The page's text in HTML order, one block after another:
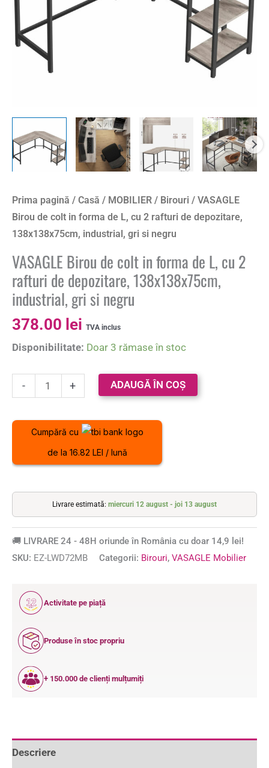
Prima pagină / Casă / MOBILIER / Birouri / VASAGLE
Birou de colt in forma de L, cu 2 rafturi de depozitare,
138x138x75cm, industrial, gri si negru
VASAGLE Birou de colt in forma de L, cu 2
rafturi de depozitare, 138x138x75cm,
industrial, gri si negru
378.00 lei TVA inclus
Disponibilitate: Doar 3 rămase în stoc
-
L,
cu
2
rafturi
industrial,
gri
si
negru
+ ADAUGĂ ÎN COȘ
Cumpără cu
de la 16.82 LEI / lună
Livrare estimată: miercuri 12 august - joi 13 august
🚚 LIVRARE 24 - 48H oriunde în România cu doar 14,9 lei!
SKU: EZ-LWD72MB Categorii: Birouri, VASAGLE Mobilier
12
ANI
Activitate pe piață
Produse în stoc propriu
+ 150.000 de clienți mulțumiți
Descriere